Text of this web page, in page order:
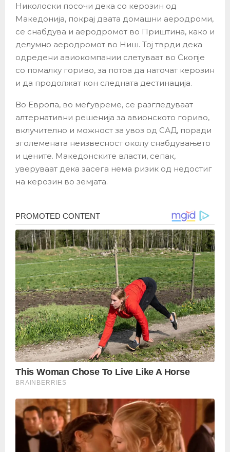
Николоски посочи дека со керозин од
Македонија, покрај двата домашни аеродроми,
се снабдува и аеродромот во Приштина, како и
делумно аеродромот во Ниш. Тој тврди дека
одредени авиокомпании слетуваат во Скопје
со помалку гориво, за потоа да наточат керозин
и да продолжат кон следната дестинација.
Во Европа, во меѓувреме, се разгледуваат
алтернативни решенија за авионското гориво,
вклучително и можност за увоз од САД, поради
зголемената неизвесност околу снабдувањето
и цените. Македонските власти, сепак,
уверуваат дека засега нема ризик од недостиг
на керозин во земјата.